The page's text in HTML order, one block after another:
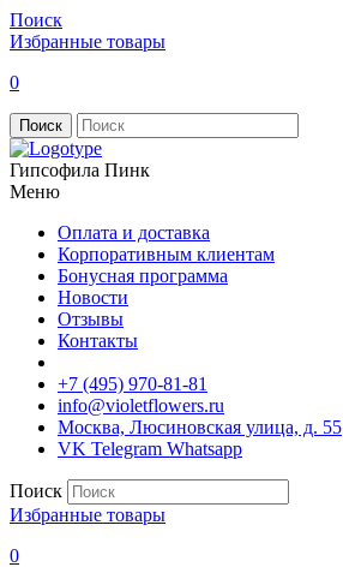
Поиск
Избранные товары
0
Поиск
Гипсофила Пинк
Меню
Оплата и доставка
Корпоративным клиентам
Бонусная программа
Новости
Отзывы
Контакты
+7 (495) 970-81-81
info@violetflowers.ru
Москва, Люсиновская улица, д. 55
VK Telegram Whatsapp
Поиск
Избранные товары
0